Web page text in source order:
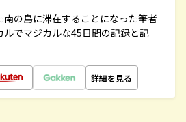
の島に滞在することになった筆者
でマジカルな45日間の記録と記
詳細を見る